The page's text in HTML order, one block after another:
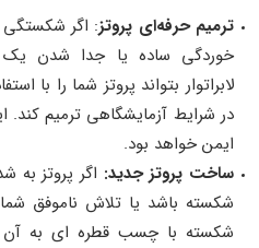
ترمیم حرفه‌ای پروتز: اگر شکستگی
خوردگی ساده یا جدا شدن
لابراتوار بتواند پروتز شما را با
در شرایط آزمایشگاهی ترمیم کند.
ایمن خواهد بود.
ساخت پروتز جدید: اگر پروتز
شکسته باشد یا تلاش ناموفق
شکسته با چسب قطره ای به آن